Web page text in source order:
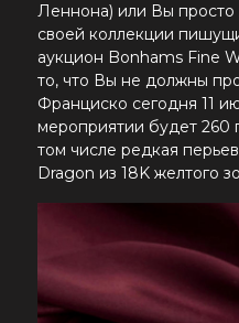
Леннона) или Вы просто
своей коллекции
аукцион Bonhams Fine
то, что Вы не должны
Франциско сегодня 11
мероприятии будет
том числе редкая
Dragon из 18K желтого